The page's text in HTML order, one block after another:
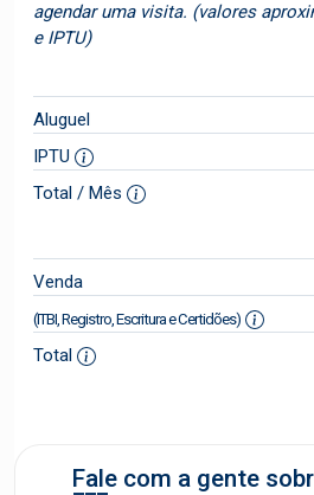
agendar uma visita. (valores
e IPTU)
Aluguel
IPTU
Total / Mês
Venda
(ITBI, Registro, Escritura e Certidões)
Total
Fale com a gente